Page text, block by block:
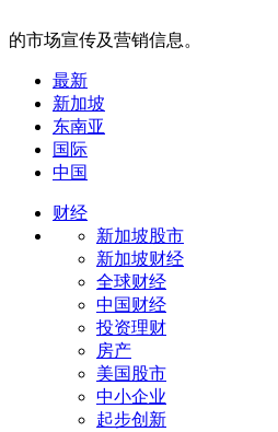
的市场宣传及营销信息。
最新
新加坡
东南亚
国际
中国
财经
新加坡股市
新加坡财经
全球财经
中国财经
投资理财
房产
美国股市
中小企业
起步创新